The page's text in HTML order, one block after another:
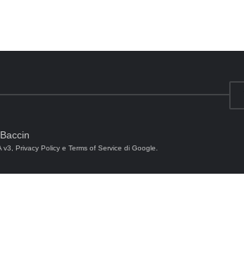
v3, Privacy Policy e Terms of Service di Google.